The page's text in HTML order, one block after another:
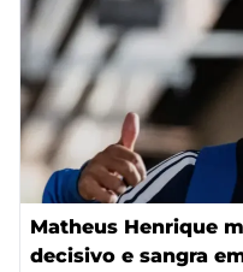
Matheus Henrique
decisivo e sangra